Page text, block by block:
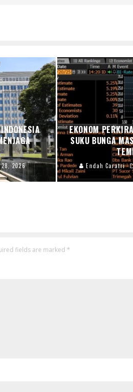
2026
EKONOM
SUKU BUNGA
Endah Caratri
fields are marked *